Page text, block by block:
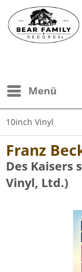
Menü
10inch Vinyl
Franz
Des Kaisers
Vinyl, Ltd.)